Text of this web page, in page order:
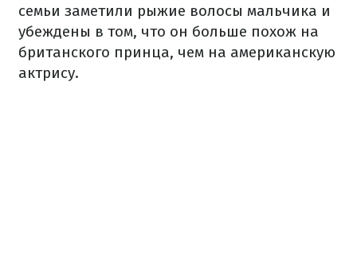
семьи заметили рыжие волосы мальчика и
убеждены в том, что он больше похож на
британского принца, чем на американскую
актрису.